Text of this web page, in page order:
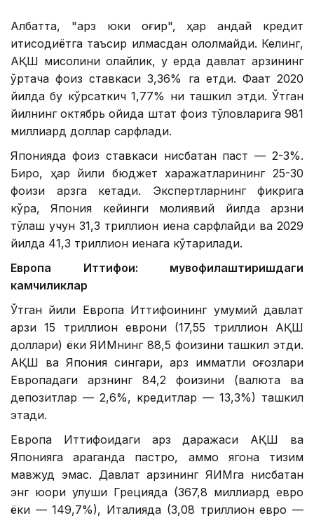
Албатта, "қарз юки оғир", ҳар қандай кредит
иқтисодиётга таъсир қилмасдан қололмайди. Келинг,
АҚШ мисолини олайлик, у ерда давлат қарзининг
ўртача фоиз ставкаси 3,36% га етди. Фақат 2020
йилда бу кўрсаткич 1,77% ни ташкил этди. Ўтган
йилнинг октябрь ойида штат фоиз тўловларига 981
миллиард доллар сарфлади.
Японияда фоиз ставкаси нисбатан паст — 2-3%.
Бироқ, ҳар йили бюджет харажатларининг 25-30
фоизи қарзга кетади. Экспертларнинг фикрига
кўра, Япония кейинги молиявий йилда қарзни
тўлаш учун 31,3 триллион иена сарфлайди ва 2029
йилда 41,3 триллион иенага кўтарилади.
Европа Иттифоқи: мувофиқлаштиришдаги
камчиликлар
Ўтган йили Европа Иттифоқининг умумий давлат
қарзи 15 триллион еврони (17,55 триллион АҚШ
доллари) ёки ЯИМнинг 88,5 фоизини ташкил этди.
АҚШ ва Япония сингари, қарз қимматли қоғозлари
Европадаги қарзнинг 84,2 фоизини (валюта ва
депозитлар — 2,6%, кредитлар — 13,3%) ташкил
этади.
Европа Иттифоқидаги қарз даражаси АҚШ ва
Японияга қараганда пастроқ, аммо ягона тизим
мавжуд эмас. Давлат қарзининг ЯИМга нисбатан
энг юқори улуши Грецияда (367,8 миллиард евро
ёки — 149,7%), Италияда (3,08 триллион евро —